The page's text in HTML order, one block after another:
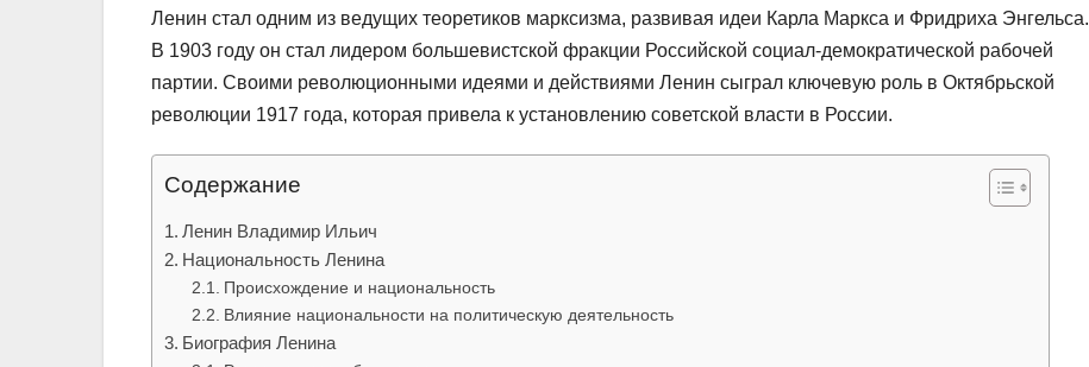
Ленин стал одним из ведущих теоретиков марксизма, развивая идеи Карла Маркса и Фридриха Энгельса.
В 1903 году он стал лидером большевистской фракции Российской социал-демократической рабочей
партии. Своими революционными идеями и действиями Ленин сыграл ключевую роль в Октябрьской
революции 1917 года, которая привела к установлению советской власти в России.
Содержание
Ленин Владимир Ильич
Национальность Ленина
Происхождение и национальность
Влияние национальности на политическую деятельность
Биография Ленина